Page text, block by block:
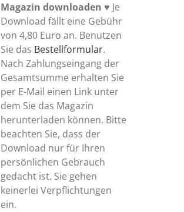
Magazin downloaden ♥ Je
Download fällt eine Gebühr
von 4,80 Euro an. Benutzen
Sie das Bestellformular.
Nach Zahlungseingang der
Gesamtsumme erhalten Sie
per E-Mail einen Link unter
dem Sie das Magazin
herunterladen können. Bitte
beachten Sie, dass der
Download nur für Ihren
persönlichen Gebrauch
gedacht ist. Sie gehen
keinerlei Verpflichtungen
ein.